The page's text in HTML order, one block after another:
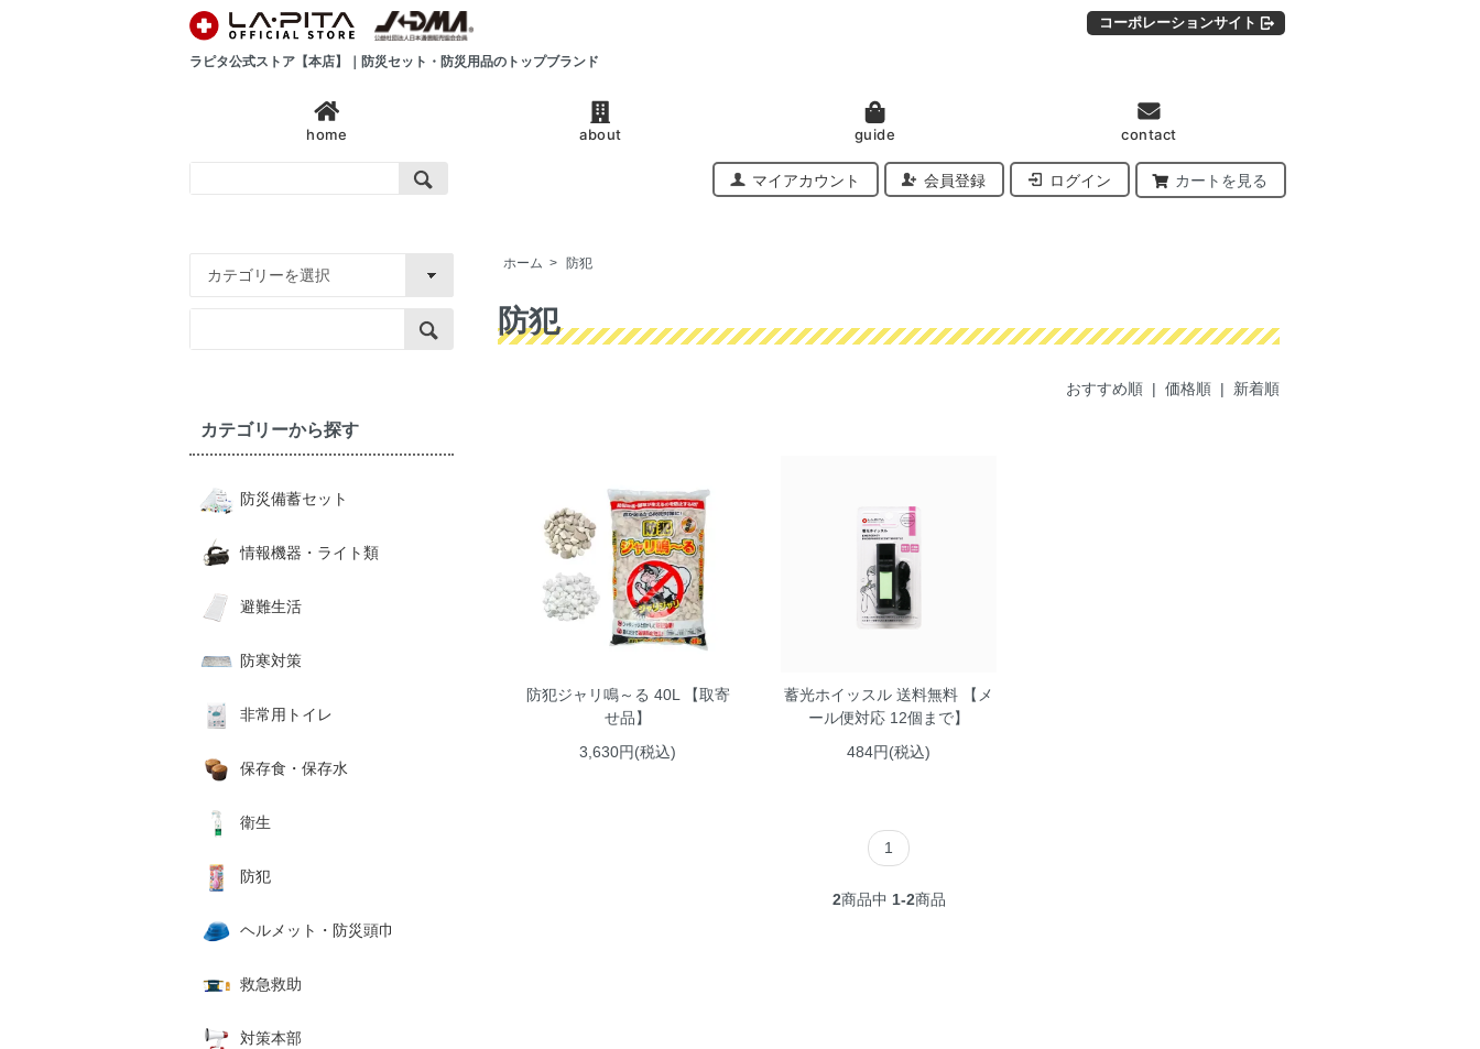
ラピタ公式ストア【本店】｜防災セット・防災用品のトップブランド
コーポレーションサイト
home about guide contact
マイアカウント 会員登録 ログイン カートを見る
ホーム > 防犯
防犯
おすすめ順 | 価格順 | 新着順
防犯ジャリ鳴～る 40L 【取寄
せ品】
3,630円(税込)
蓄光ホイッスル 送料無料 【メ
ール便対応 12個まで】
484円(税込)
1
2商品中 1-2商品
カテゴリーから探す
防災備蓄セット
情報機器・ライト類
避難生活
防寒対策
非常用トイレ
保存食・保存水
衛生
防犯
ヘルメット・防災頭巾
救急救助
対策本部